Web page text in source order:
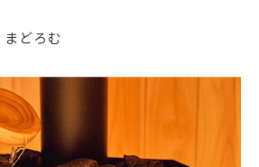
どろむ